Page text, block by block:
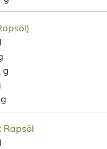
g
Rapsöl